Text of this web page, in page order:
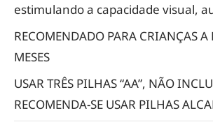
estimulando a capacidade visual,
RECOMENDADO PARA CRIANÇAS A
MESES
USAR TRÊS PILHAS “AA”, NÃO
RECOMENDA-SE USAR PILHAS